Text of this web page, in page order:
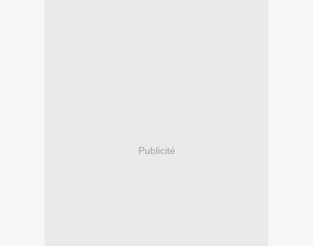
Publicité